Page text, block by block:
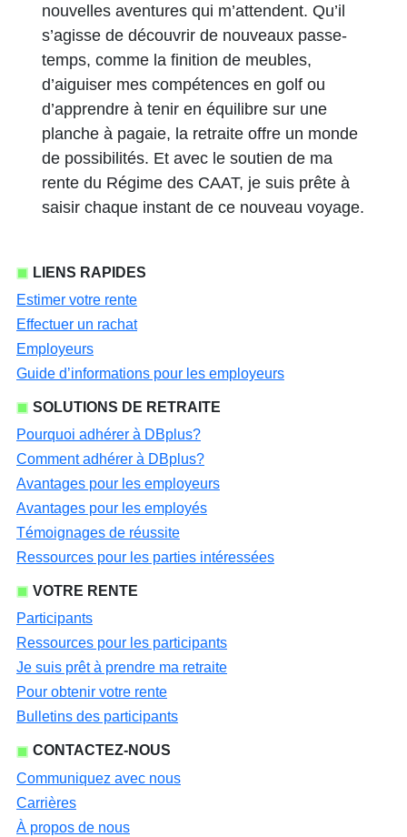
nouvelles aventures qui m’attendent. Qu’il
s’agisse de découvrir de nouveaux passe-
temps, comme la finition de meubles,
d’aiguiser mes compétences en golf ou
d’apprendre à tenir en équilibre sur une
planche à pagaie, la retraite offre un monde
de possibilités. Et avec le soutien de ma
rente du Régime des CAAT, je suis prête à
saisir chaque instant de ce nouveau voyage.
LIENS RAPIDES
Estimer votre rente
Effectuer un rachat
Employeurs
Guide d’informations pour les employeurs
SOLUTIONS DE RETRAITE
Pourquoi adhérer à DBplus?
Comment adhérer à DBplus?
Avantages pour les employeurs
Avantages pour les employés
Témoignages de réussite
Ressources pour les parties intéressées
VOTRE RENTE
Participants
Ressources pour les participants
Je suis prêt à prendre ma retraite
Pour obtenir votre rente
Bulletins des participants
CONTACTEZ-NOUS
Communiquez avec nous
Carrières
À propos de nous